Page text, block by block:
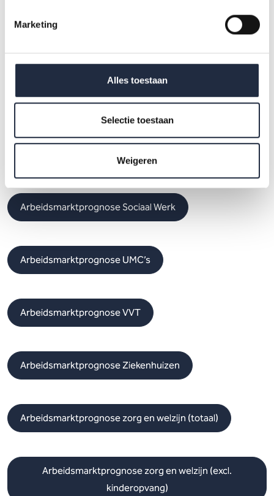
Marketing
Alles toestaan
Selectie toestaan
Weigeren
Arbeidsmarktprognose Jeugdzorg
Arbeidsmarktprognose Kinderopvang
Arbeidsmarktprognose Sociaal Werk
Arbeidsmarktprognose UMC’s
Arbeidsmarktprognose VVT
Arbeidsmarktprognose Ziekenhuizen
Arbeidsmarktprognose zorg en welzijn (totaal)
Arbeidsmarktprognose zorg en welzijn (excl.
kinderopvang)